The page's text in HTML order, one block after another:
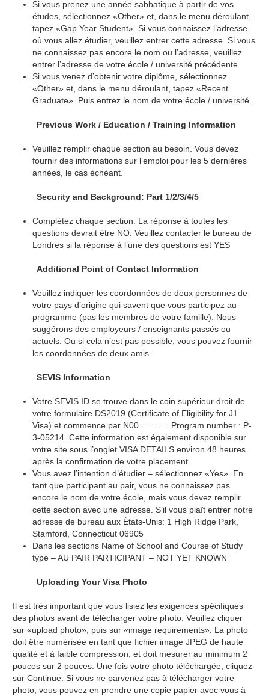
Si vous prenez une année sabbatique à partir de vos
études, sélectionnez «Other» et, dans le menu déroulant,
tapez «Gap Year Student». Si vous connaissez l’adresse
où vous allez étudier, veuillez entrer cette adresse. Si vous
ne connaissez pas encore le nom ou l’adresse, veuillez
entrer l’adresse de votre école / université précédente
Si vous venez d’obtenir votre diplôme, sélectionnez
«Other» et, dans le menu déroulant, tapez «Recent
Graduate». Puis entrez le nom de votre école / université.
Previous Work / Education / Training Information
Veuillez remplir chaque section au besoin. Vous devez
fournir des informations sur l’emploi pour les 5 dernières
années, le cas échéant.
Security and Background: Part 1/2/3/4/5
Complétez chaque section. La réponse à toutes les
questions devrait être NO. Veuillez contacter le bureau de
Londres si la réponse à l’une des questions est YES
Additional Point of Contact Information
Veuillez indiquer les coordonnées de deux personnes de
votre pays d’origine qui savent que vous participez au
programme (pas les membres de votre famille). Nous
suggérons des employeurs / enseignants passés ou
actuels. Ou si cela n’est pas possible, vous pouvez fournir
les coordonnées de deux amis.
SEVIS Information
Votre SEVIS ID se trouve dans le coin supérieur droit de
votre formulaire DS2019 (Certificate of Eligibility for J1
Visa) et commence par N00 ………. Program number : P-
3-05214. Cette information est également disponible sur
votre site sous l’onglet VISA DETAILS environ 48 heures
après la confirmation de votre placement.
Vous avez l’intention d’étudier – sélectionnez «Yes». En
tant que participant au pair, vous ne connaissez pas
encore le nom de votre école, mais vous devez remplir
cette section avec une adresse. S’il vous plaît entrer notre
adresse de bureau aux États-Unis: 1 High Ridge Park,
Stamford, Connecticut 06905
Dans les sections Name of School and Course of Study
type – AU PAIR PARTICIPANT – NOT YET KNOWN
Uploading Your Visa Photo
Il est très important que vous lisiez les exigences spécifiques
des photos avant de télécharger votre photo. Veuillez cliquer
sur «upload photo», puis sur «image requirements». La photo
doit être numérisée en tant que fichier image JPEG de haute
qualité et à faible compression, et doit mesurer au minimum 2
pouces sur 2 pouces. Une fois votre photo téléchargée, cliquez
sur Continue. Si vous ne parvenez pas à télécharger votre
photo, vous pouvez en prendre une copie papier avec vous à